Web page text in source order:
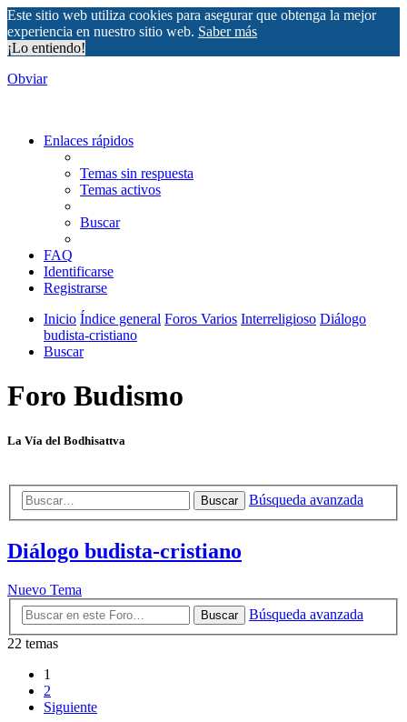
Este sitio web utiliza cookies para asegurar que obtenga la mejor
experiencia en nuestro sitio web. Saber más
¡Lo entiendo!
Obviar
Enlaces rápidos
Temas sin respuesta
Temas activos
Buscar
FAQ
Identificarse
Registrarse
Inicio Índice general Foros Varios Interreligioso Diálogo
budista-cristiano
Buscar
Foro Budismo
La Vía del Bodhisattva
Buscar Búsqueda avanzada
Diálogo budista-cristiano
Nuevo Tema
Buscar
Búsqueda avanzada
22 temas
1
2
Siguiente